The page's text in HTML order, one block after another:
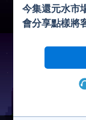
今集還元水市
會分享點樣將